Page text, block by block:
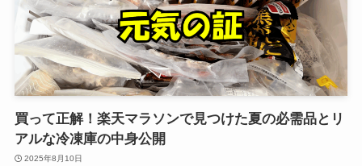
買って正解！楽天マラソンで見つけた夏の必需品とリ
アルな冷凍庫の中身公開
2025年8月10日